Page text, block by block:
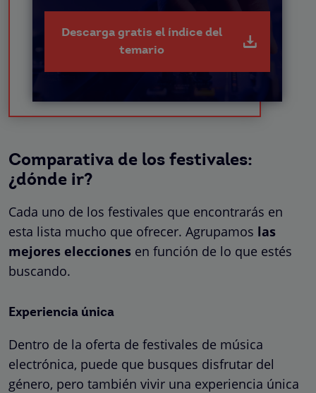
Descarga gratis el índice del
temario
Comparativa de los festivales:
¿dónde ir?
Cada uno de los festivales que encontrarás en
esta lista mucho que ofrecer. Agrupamos las
mejores elecciones en función de lo que estés
buscando.
Experiencia única
Dentro de la oferta de festivales de música
electrónica, puede que busques disfrutar del
género, pero también vivir una experiencia única